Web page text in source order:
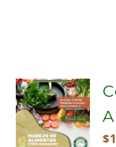
ADD TO
CART
$